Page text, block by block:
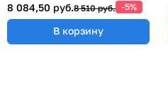
8 084,50 руб.8 510 руб. -5%
В корзину